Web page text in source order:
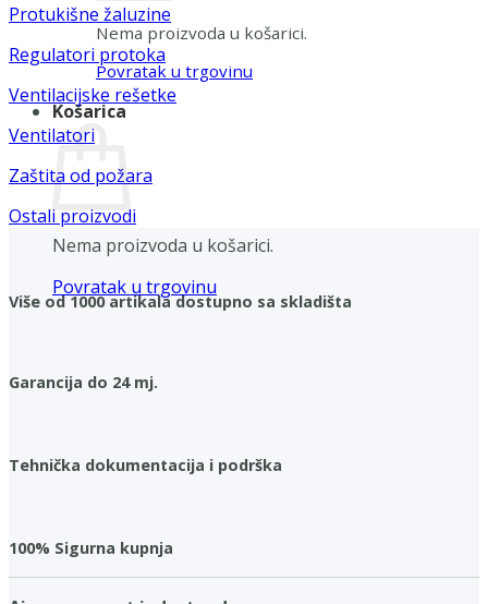
Nema proizvoda u košarici.
Povratak u trgovinu
Košarica
Nema proizvoda u košarici.
Povratak u trgovinu
Protukišne žaluzine
Regulatori protoka
Ventilacijske rešetke
Ventilatori
Zaštita od požara
Ostali proizvodi
Više od 1000 artikala dostupno sa skladišta
Garancija do 24 mj.
Tehnička dokumentacija i podrška
100% Sigurna kupnja